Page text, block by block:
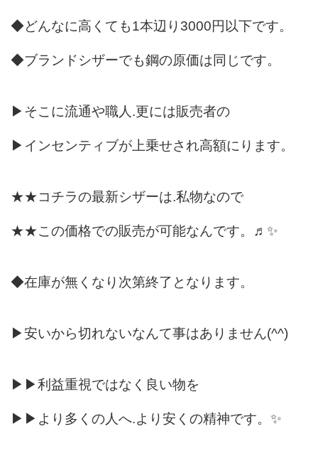
◆どんなに高くても1本辺り3000円以下です。
◆ブランドシザーでも鋼の原価は同じです。
▶そこに流通や職人.更には販売者の
▶インセンティブが上乗せされ高額にります。
★★コチラの最新シザーは.私物なので
★★この価格での販売が可能なんです。♬✨
◆在庫が無くなり次第終了となります。
▶安いから切れないなんて事はありません(^^)
▶▶利益重視ではなく良い物を
▶▶より多くの人へ.より安くの精神です。✨